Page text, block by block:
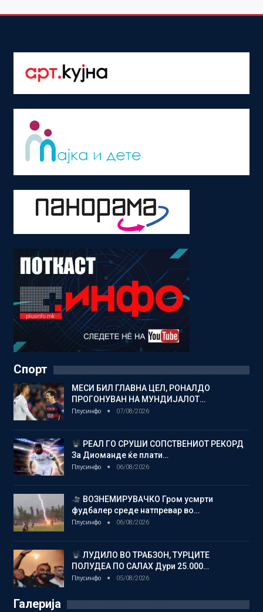
Спорт
МЕСИ БИЛ ГЛАВНА ЦЕЛ, РОНАЛДО
ПРОГОНУВАН НА МУНДИЈАЛОТ…
Плусинфо 07/08/2026
РЕАЛ ГО СРУШИ СОПСТВЕНИОТ РЕКОРД
За Диоманде ќе плати…
Плусинфо 06/08/2026
ВОЗНЕМИРУВАЧКО Гром усмрти
фудбалер среде натпревар во…
Плусинфо 06/08/2026
ЛУДИЛО ВО ТРАБЗОН, ТУРЦИТЕ
ПОЛУДЕА ПО САЛАХ Дури 25.000…
Плусинфо 05/08/2026
Галерија